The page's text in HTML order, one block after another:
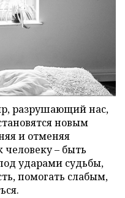
разрушающий нас,
новым
и отменяя
– быть
ударами судьбы,
помогать слабым,